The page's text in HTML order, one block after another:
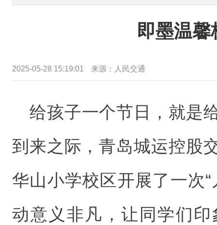
即墨温馨
2025-05-28 15:19:01 来源： 人民交通
给孩子一个节日，就是
到来之际，青岛城运控股
华山小学校区开展了一次
动意义非凡，让同学们